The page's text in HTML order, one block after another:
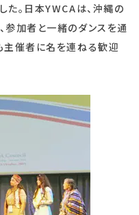
た。日本YWCAは、沖縄の
参加者と一緒のダンスを通
主催者に名を連ねる歓迎